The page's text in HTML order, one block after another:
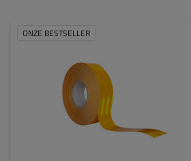
ONZE BESTSELLER